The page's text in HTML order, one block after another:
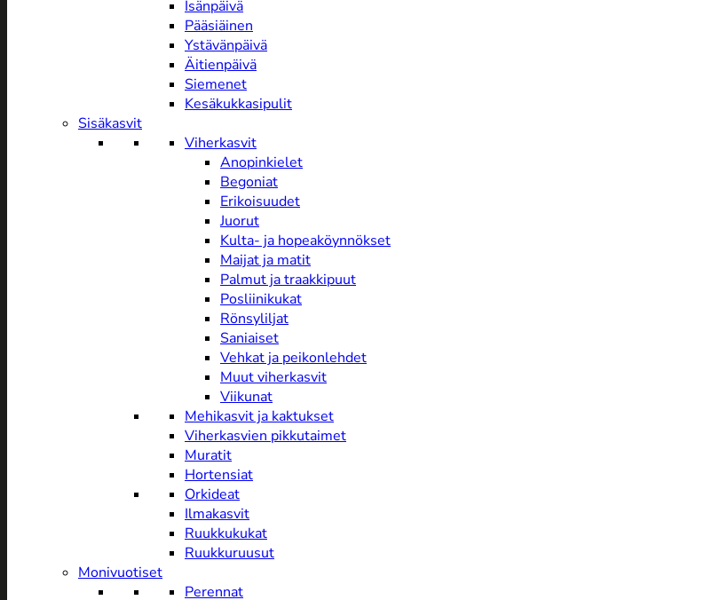
Isänpäivä
Pääsiäinen
Ystävänpäivä
Äitienpäivä
Siemenet
Kesäkukkasipulit
Sisäkasvit
Viherkasvit
Anopinkielet
Begoniat
Erikoisuudet
Juorut
Kulta- ja hopeaköynnökset
Maijat ja matit
Palmut ja traakkipuut
Posliinikukat
Rönsyliljat
Saniaiset
Vehkat ja peikonlehdet
Muut viherkasvit
Viikunat
Mehikasvit ja kaktukset
Viherkasvien pikkutaimet
Muratit
Hortensiat
Orkideat
Ilmakasvit
Ruukkukukat
Ruukkuruusut
Monivuotiset
Perennat